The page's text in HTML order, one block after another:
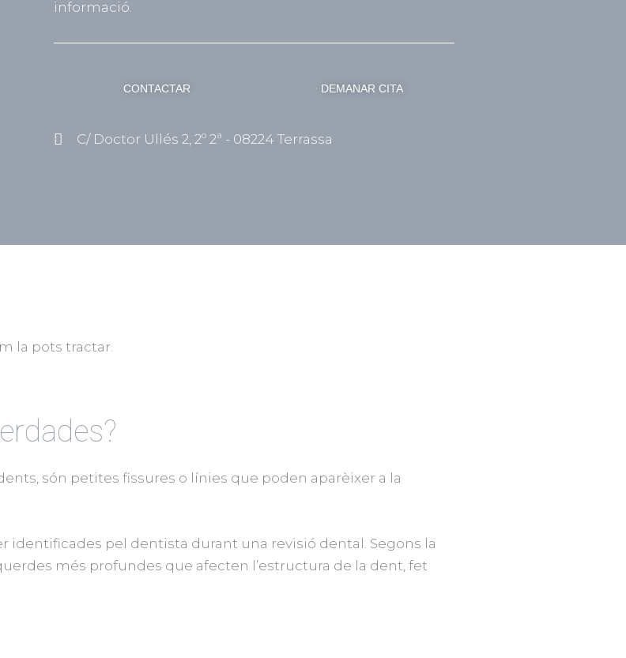
informació.
CONTACTAR DEMANAR CITA
C/ Doctor Ullés 2, 2º 2ª - 08224 Terrassa
la pots tractar.
són petites fissures o línies que poden aparèixer a la
identificades pel dentista durant una revisió dental. Segons la
més profundes que afecten l’estructura de la dent, fet